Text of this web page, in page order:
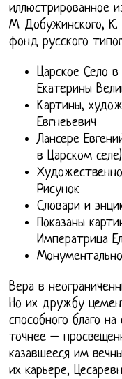
иллюстрированное
М. Добужинского,
фонд русского
Царское Село
Екатерины
Картины,
Евгнеьевич
Лансере
в Царском селе)
Рисунок
Словари и
Показаны
Императрица
Вера в
Но их дружбу
способного благо
точнее –
казавшееся им
их карьере,